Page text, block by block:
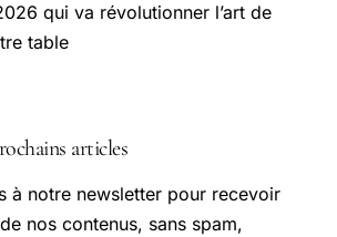
qui va révolutionner l’art de
table
articles
à notre newsletter pour recevoir
nos contenus, sans spam,